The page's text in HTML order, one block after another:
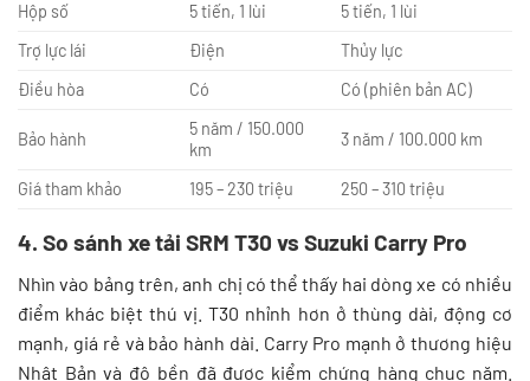
Hộp số 5 tiến, 1 lùi
5 tiến, 1 lùi
Trợ lực lái
Điện
Thủy lực
Điều hòa
Có Có (phiên bản AC)
Bảo hành
5 năm / 150.000
km
3 năm / 100.000 km
Giá tham khảo 195 – 230 triệu 250 – 310 triệu
4. So sánh xe tải SRM T30 vs Suzuki Carry Pro
Nhìn vào bảng trên, anh chị có thể thấy hai dòng xe có nhiều
điểm khác biệt thú vị. T30 nhỉnh hơn ở thùng dài, động cơ
mạnh, giá rẻ và bảo hành dài. Carry Pro mạnh ở thương hiệu
Nhật Bản và độ bền đã được kiểm chứng hàng chục năm.